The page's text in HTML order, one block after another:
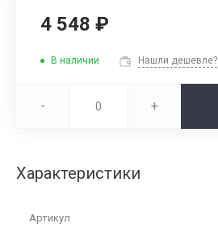
4 548 ₽
В наличии Нашли дешевле?
- +
Характеристики
Артикул